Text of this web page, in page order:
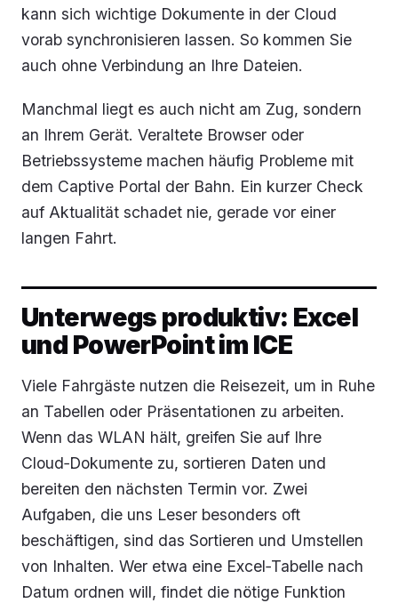
kann sich wichtige Dokumente in der Cloud
vorab synchronisieren lassen. So kommen Sie
auch ohne Verbindung an Ihre Dateien.
Manchmal liegt es auch nicht am Zug, sondern
an Ihrem Gerät. Veraltete Browser oder
Betriebssysteme machen häufig Probleme mit
dem Captive Portal der Bahn. Ein kurzer Check
auf Aktualität schadet nie, gerade vor einer
langen Fahrt.
Unterwegs produktiv: Excel
und PowerPoint im ICE
Viele Fahrgäste nutzen die Reisezeit, um in Ruhe
an Tabellen oder Präsentationen zu arbeiten.
Wenn das WLAN hält, greifen Sie auf Ihre
Cloud‑Dokumente zu, sortieren Daten und
bereiten den nächsten Termin vor. Zwei
Aufgaben, die uns Leser besonders oft
beschäftigen, sind das Sortieren und Umstellen
von Inhalten. Wer etwa eine Excel‑Tabelle nach
Datum ordnen will, findet die nötige Funktion